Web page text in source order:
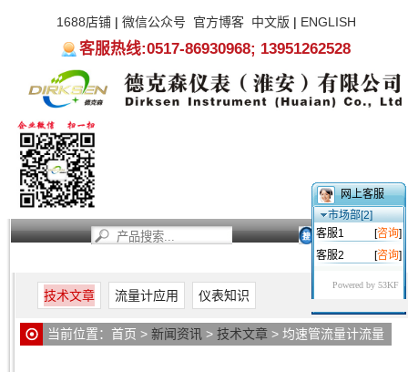
1688店铺| 微信公众号 官方博客 中文版 | ENGLISH
客服热线:0517-86930968; 13951262528
技术文章 流量计应用 仪表知识
当前位置： 首页 > 新闻资讯 > 技术文章 > 均速管流量计流量
网上客服
市场部[2]
客服1
[咨询]
客服2
[咨询]
Powered by 53KF